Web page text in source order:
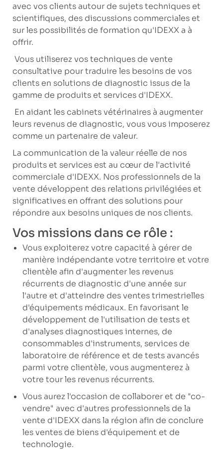
avec vos clients autour de sujets techniques et
scientifiques, des discussions commerciales et
sur les possibilités de formation qu'IDEXX a à
offrir.
Vous utiliserez vos techniques de vente
consultative pour traduire les besoins de vos
clients en solutions de diagnostic issus de la
gamme de produits et services d'IDEXX.
En aidant les cabinets vétérinaires à augmenter
leurs revenus de diagnostic, vous vous imposerez
comme un partenaire de valeur.
La communication de la valeur réelle de nos
produits et services est au cœur de l'activité
commerciale d'IDEXX. Nos professionnels de la
vente développent des relations privilégiées et
significatives en offrant des solutions pour
répondre aux besoins uniques de nos clients.
Vos missions dans ce rôle :
Vous exploiterez votre capacité à gérer de
manière indépendante votre territoire et votre
clientèle afin d'augmenter les revenus
récurrents de diagnostic d'une année sur
l'autre et d'atteindre des ventes trimestrielles
d'équipements médicaux. En favorisant le
développement de l'utilisation de tests et
d'analyses diagnostiques internes, de
consommables d'instruments, services de
laboratoire de référence et de tests avancés
parmi votre clientèle, vous augmenterez à
votre tour les revenus récurrents.
Vous aurez l'occasion de collaborer et de "co-
vendre" avec d'autres professionnels de la
vente d'IDEXX dans la région afin de conclure
les ventes de biens d'équipement et de
technologie.